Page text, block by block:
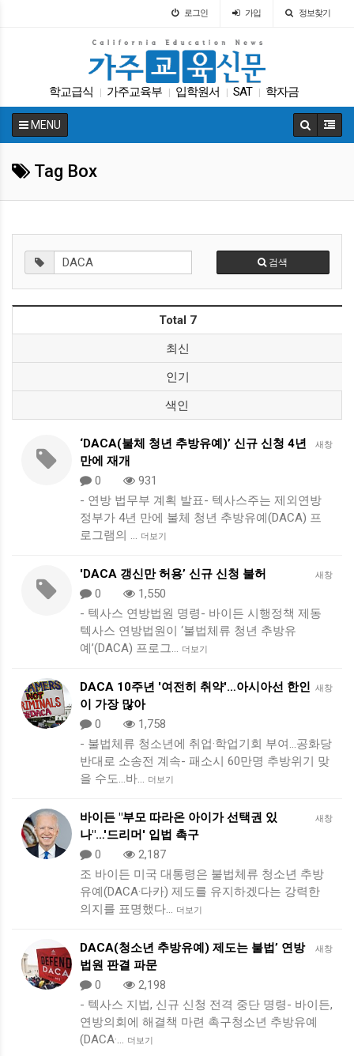
로그인 가입 정보찾기
학교급식 가주교육부 입학원서 SAT 학자금
| 특별활동 교육구 대학원 ACT 매그닛 스쿨
MENU
Tag Box
검색
Total 7
최신
인기
색인
새창
‘DACA(불체 청년 추방유예)’ 신규 신청 4년
만에 재개
0
931
- 연방 법무부 계획 발표- 텍사스주는 제외연방
정부가 4년 만에 불체 청년 추방유예(DACA) 프
로그램의 … 더보기
새창
'DACA 갱신만 허용’ 신규 신청 불허
0
1,550
- 텍사스 연방법원 명령- 바이든 시행정책 제동
텍사스 연방법원이 ‘불법체류 청년 추방유
예’(DACA) 프로그… 더보기
새창
DACA 10주년 '여전히 취약'…아시아선 한인
이 가장 많아
0
1,758
- 불법체류 청소년에 취업·학업기회 부여…공화당
반대로 소송전 계속- 패소시 60만명 추방위기 맞
을 수도…바… 더보기
새창
바이든 "부모 따라온 아이가 선택권 있
나"…'드리머' 입법 촉구
0
2,187
조 바이든 미국 대통령은 불법체류 청소년 추방
유예(DACA·다카) 제도를 유지하겠다는 강력한
의지를 표명했다… 더보기
새창
DACA(청소년 추방유예) 제도는 불법’ 연방
법원 판결 파문
0
2,198
- 텍사스 지법, 신규 신청 전격 중단 명령- 바이든,
연방의회에 해결책 마련 촉구청소년 추방유예
(DACA·… 더보기